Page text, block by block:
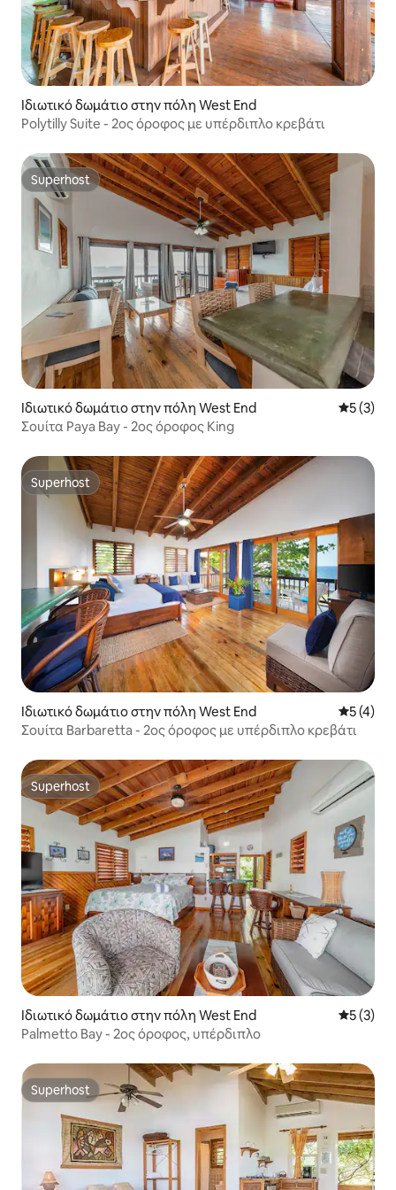
Ιδιωτικό δωμάτιο στην πόλη West End
Polytilly Suite - 2ος όροφος με υπέρδιπλο κρεβάτι
Superhost
Superhost
Ιδιωτικό δωμάτιο στην πόλη West End Μέση
5 (3)
Σουίτα Paya Bay - 2ος όροφος King
Superhost
Superhost
Ιδιωτικό δωμάτιο στην πόλη West End Μέση
5 (4)
Σουίτα Barbaretta - 2ος όροφος με υπέρδιπλο κρεβάτι
Superhost
Superhost
Ιδιωτικό δωμάτιο στην πόλη West End Μέση
5 (3)
Palmetto Bay - 2ος όροφος, υπέρδιπλο
Superhost
Superhost